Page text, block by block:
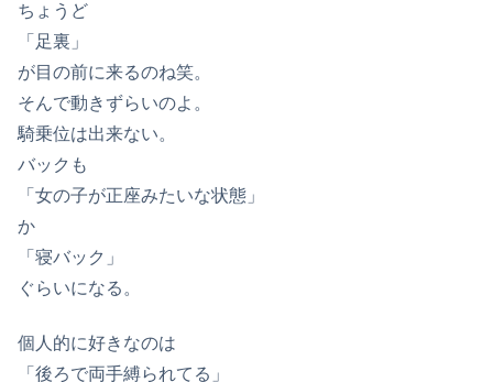
ちょうど
「足裏」
が目の前に来るのね笑。
そんで動きずらいのよ。
騎乗位は出来ない。
バックも
「女の子が正座みたいな状態」
か
「寝バック」
ぐらいになる。
個人的に好きなのは
「後ろで両手縛られてる」